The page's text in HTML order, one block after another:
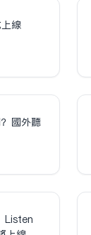
線
國外聽
Listen